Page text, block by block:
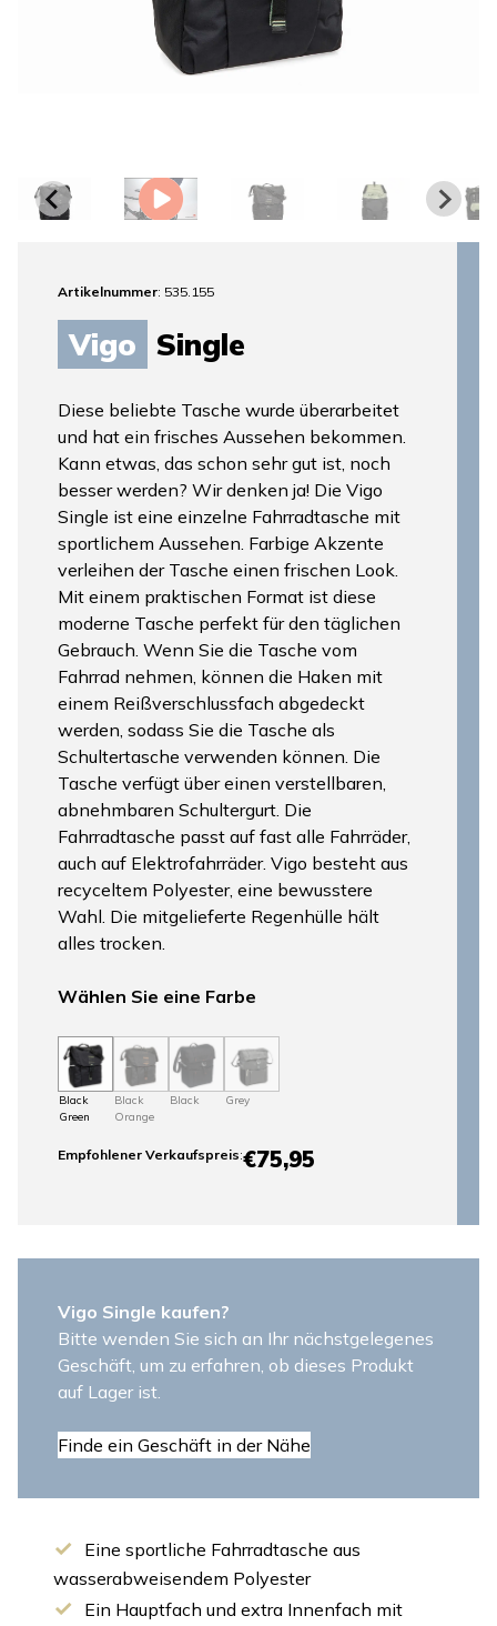
Artikelnummer: 535.155
Vigo Single
Diese beliebte Tasche wurde überarbeitet
und hat ein frisches Aussehen bekommen.
Kann etwas, das schon sehr gut ist, noch
besser werden? Wir denken ja! Die Vigo
Single ist eine einzelne Fahrradtasche mit
sportlichem Aussehen. Farbige Akzente
verleihen der Tasche einen frischen Look.
Mit einem praktischen Format ist diese
moderne Tasche perfekt für den täglichen
Gebrauch. Wenn Sie die Tasche vom
Fahrrad nehmen, können die Haken mit
einem Reißverschlussfach abgedeckt
werden, sodass Sie die Tasche als
Schultertasche verwenden können. Die
Tasche verfügt über einen verstellbaren,
abnehmbaren Schultergurt. Die
Fahrradtasche passt auf fast alle Fahrräder,
auch auf Elektrofahrräder. Vigo besteht aus
recyceltem Polyester, eine bewusstere
Wahl. Die mitgelieferte Regenhülle hält
alles trocken.
Wählen Sie eine Farbe
Black
Green
Black
Orange
Black Grey
Empfohlener Verkaufspreis:€75,95
Vigo Single kaufen?
Bitte wenden Sie sich an Ihr nächstgelegenes
Geschäft, um zu erfahren, ob dieses Produkt
auf Lager ist.
Finde ein Geschäft in der Nähe
Eine sportliche Fahrradtasche aus
wasserabweisendem Polyester
Ein Hauptfach und extra Innenfach mit